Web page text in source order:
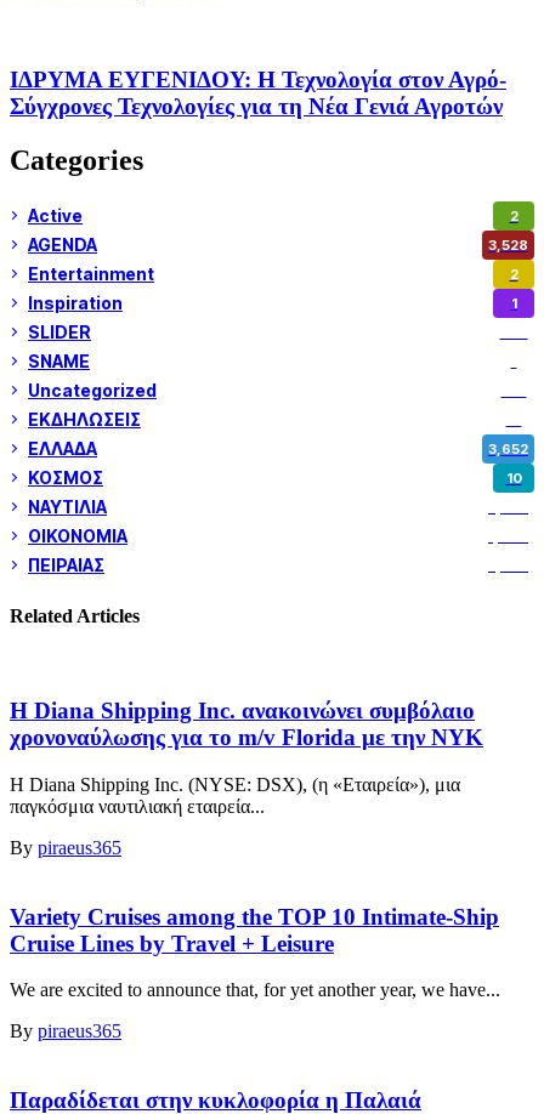
ΙΔΡΥΜΑ ΕΥΓΕΝΙΔΟΥ: Η Τεχνολογία στον Αγρό-
Σύγχρονες Τεχνολογίες για τη Νέα Γενιά Αγροτών
Categories
Active 2
AGENDA 3,528
Entertainment 2
Inspiration 1
SLIDER
SNAME
Uncategorized
ΕΚΔΗΛΩΣΕΙΣ
ΕΛΛΑΔΑ 3,652
ΚΟΣΜΟΣ 10
ΝΑΥΤΙΛΙΑ
ΟΙΚΟΝΟΜΙΑ
ΠΕΙΡΑΙΑΣ
Related Articles
Η Diana Shipping Inc. ανακοινώνει συμβόλαιο
χρονοναύλωσης για το m/v Florida με την NYK
Η Diana Shipping Inc. (NYSE: DSX), (η «Εταιρεία»), μια
παγκόσμια ναυτιλιακή εταιρεία...
By piraeus365
Variety Cruises among the TOP 10 Intimate-Ship
Cruise Lines by Travel + Leisure
We are excited to announce that, for yet another year, we have...
By piraeus365
Παραδίδεται στην κυκλοφορία η Παλαιά